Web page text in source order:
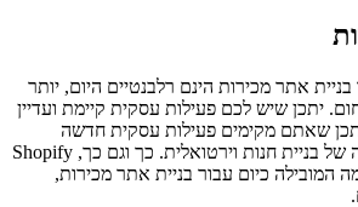
בניית אתר מכירות הינם רלבנטיים היום, יותר
יתכן שיש לכם פעילות עסקית קיימת ועדיין
שאתם מקימים פעילות עסקית חדשה
וזקוקים לשם כך להתחלה של בניית חנות וירטואלית. כך וגם כך, Shopify
המובילה כיום עבור בניית אתר מכירות,